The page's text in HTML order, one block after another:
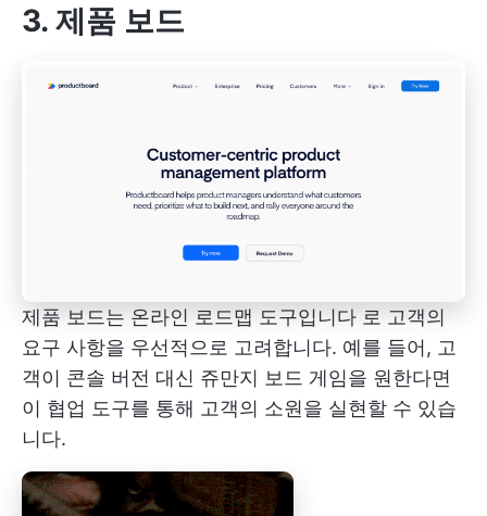
3. 제품 보드
제품 보드는 온라인 로드맵 도구입니다 로 고객의
요구 사항을 우선적으로 고려합니다. 예를 들어, 고
객이 콘솔 버전 대신 쥬만지 보드 게임을 원한다면
이 협업 도구를 통해 고객의 소원을 실현할 수 있습
니다.